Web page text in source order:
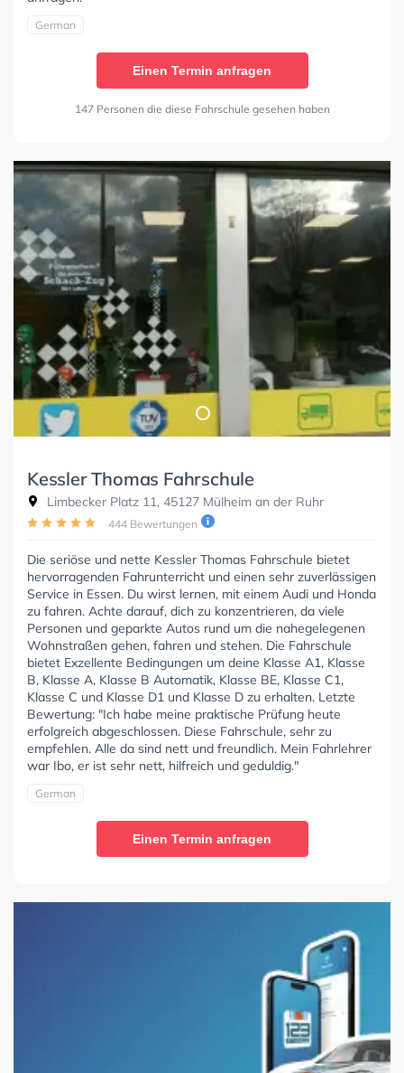
German
Einen Termin anfragen
147 Personen die diese Fahrschule gesehen haben
Kessler Thomas Fahrschule
Limbecker Platz 11, 45127 Mülheim an der Ruhr
444 Bewertungen
Die seriöse und nette Kessler Thomas Fahrschule bietet
hervorragenden Fahrunterricht und einen sehr zuverlässigen
Service in Essen. Du wirst lernen, mit einem Audi und Honda
zu fahren. Achte darauf, dich zu konzentrieren, da viele
Personen und geparkte Autos rund um die nahegelegenen
Wohnstraßen gehen, fahren und stehen. Die Fahrschule
bietet Exzellente Bedingungen um deine Klasse A1, Klasse
B, Klasse A, Klasse B Automatik, Klasse BE, Klasse C1,
Klasse C und Klasse D1 und Klasse D zu erhalten. Letzte
Bewertung: "Ich habe meine praktische Prüfung heute
erfolgreich abgeschlossen. Diese Fahrschule, sehr zu
empfehlen. Alle da sind nett und freundlich. Mein Fahrlehrer
war Ibo, er ist sehr nett, hilfreich und geduldig."
German
Einen Termin anfragen